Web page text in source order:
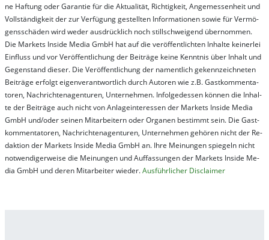
ne Haf­tung oder Ga­ran­tie für die Ak­tu­ali­tät, Rich­tig­keit, An­ge­mes­sen­heit und
Vol­lständ­ig­keit der zur Ver­fü­gung ge­stel­lt­en In­for­ma­tion­en so­wie für Ver­mö­
gens­schä­den wird we­der aus­drück­lich noch stil­lschwei­gend über­nom­men.
Die Mar­kets In­side Me­dia GmbH hat auf die ver­öf­fent­lich­ten In­hal­te kei­ner­lei
Ein­fluss und vor Ver­öf­fent­lich­ung der Bei­trä­ge kei­ne Ken­nt­nis über In­halt und
Ge­gen­stand die­ser. Die Ver­öf­fent­lich­ung der na­ment­lich ge­kenn­zeich­net­en
Bei­trä­ge er­folgt ei­gen­ver­ant­wort­lich durch Au­tor­en wie z.B. Gast­kom­men­ta­
tor­en, Nach­richt­en­ag­en­tur­en, Un­ter­neh­men. In­fol­ge­des­sen kön­nen die In­hal­
te der Bei­trä­ge auch nicht von An­la­ge­in­te­res­sen der Mar­kets In­side Me­dia
GmbH und/oder sei­nen Mit­ar­bei­tern oder Or­ga­nen be­stim­mt sein. Die Gast­
kom­men­ta­tor­en, Nach­rich­ten­ag­en­tur­en, Un­ter­neh­men ge­hör­en nicht der Re­
dak­tion der Mar­kets In­side Me­dia GmbH an. Ihre Mei­nung­en spie­geln nicht
not­wen­di­ger­wei­se die Mei­nung­en und Auf­fas­sung­en der Mar­kets In­side Me­
dia GmbH und de­ren Mit­ar­bei­ter wie­der.Aus­führ­lich­er Dis­clai­mer